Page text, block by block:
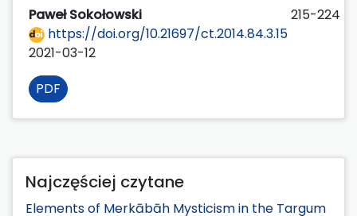
Paweł Sokołowski
215-224
https://doi.org/10.21697/ct.2014.84.3.15
2021-03-12
PDF
Najczęściej czytane
Elements of Merkābāh Mysticism in the Targum